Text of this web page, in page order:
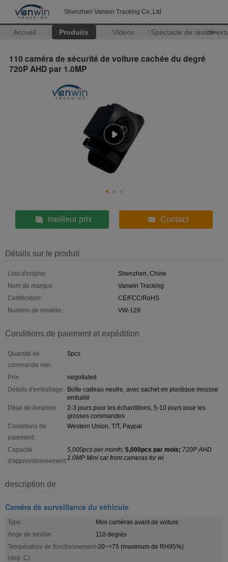
Shenzhen Vanwin Tracking Co.,Ltd
Accueil Produits Vidéos Spectacle de réalité
>>
110 caméra de sécurité de voiture cachée du degré
720P AHD par 1.0MP
meilleur prix Contact
Détails sur le produit
Lieu d'origine:
Shenzhen, Chine
Nom de marque:
Vanwin Tracking
Certification:
CE/FCC/RoHS
Numéro de modèle:
VW-129
Conditions de paiement et expédition
Quantité de
commande min:
5pcs
Prix:
negotiated
Détails d'emballage: Boîte cadeau neutre, avec sachet en plastique mousse
emballé
Délai de livraison:
2-3 jours pour les échantillons, 5-10 jours pour les
grosses commandes
Conditions de
paiement:
Western Union, T/T, Paypal
Capacité
d'approvisionnement:
5,000pcs per month; 5,000pcs par mois; 720P AHD
1.0MP Mini car front cameras for wi
description de
Caméra de surveillance du véhicule
Type:
Mini caméras avant de voiture
Ange de lentille:
110 degrés
Température de fonctionnement
(deg. C):
-20~+75 (maximum de RH95%)